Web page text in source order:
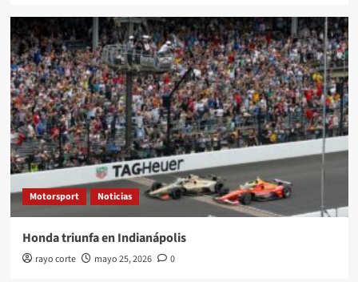
Motorsport Noticias
Honda triunfa en Indianápolis
rayo corte mayo 25, 2026 0